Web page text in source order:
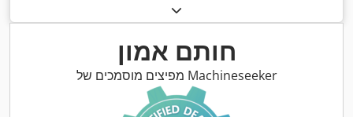
מ"מ, משקל כולל:6,500 ק"ג , מספר צירים:3 ,
חותם אמון
מפיצים מוסמכים של Machineseeker